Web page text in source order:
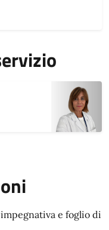
e foglio di